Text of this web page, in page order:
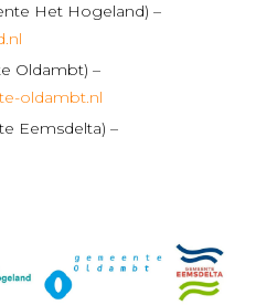
Het Hogeland) –
Oldambt) –
oldambt.nl
Eemsdelta) –